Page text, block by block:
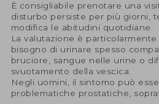
È consigliabile prenotare una
disturbo persiste per più giorni,
modifica le abitudini quotidiane.
La valutazione è
bisogno di urinare spesso
bruciore, sangue nelle urine o
svuotamento della vescica.
Negli uomini, il sintomo può
problematiche prostatiche,